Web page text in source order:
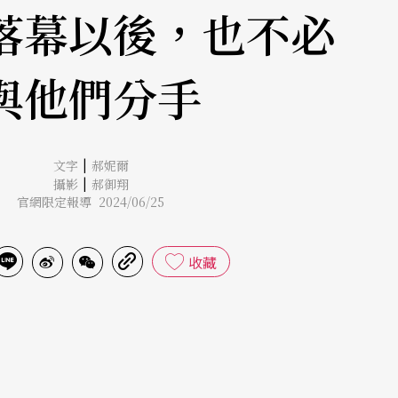
幕以後，也不必
他們分手
文字 | 郝妮爾
攝影 | 郝御翔
官網限定報導 2024/06/25
收藏